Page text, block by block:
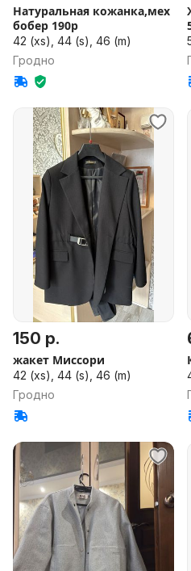
Натуральная кожанка,мех
бобер 190р
42 (xs), 44 (s), 46 (m)
Гродно
150 р.
жакет Миссори
42 (xs), 44 (s), 46 (m)
Гродно